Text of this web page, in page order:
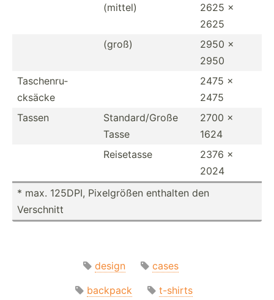
(mittel)
2625 x
2625
(groß)
2950 x
2950
Tasche­nru­
cksäcke
2475 x
2475
Tassen
Standa­rd/­Große
Tasse
2700 x
1624
Reisetasse
2376 x
2024
* max. 125DPI, Pixelg­rößen enthalten den
Verschnitt
design
cases
backpack
t-shirts